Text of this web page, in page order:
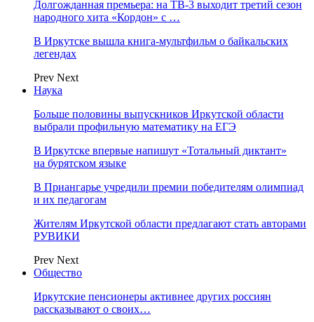
Долгожданная премьера: на ТВ-3 выходит третий сезон
народного хита «Кордон» с …
В Иркутске вышла книга-мультфильм о байкальских
легендах
Prev Next
Наука
Больше половины выпускников Иркутской области
выбрали профильную математику на ЕГЭ
В Иркутске впервые напишут «Тотальный диктант»
на бурятском языке
В Приангарье учредили премии победителям олимпиад
и их педагогам
Жителям Иркутской области предлагают стать авторами
РУВИКИ
Prev Next
Общество
Иркутские пенсионеры активнее других россиян
рассказывают о своих…